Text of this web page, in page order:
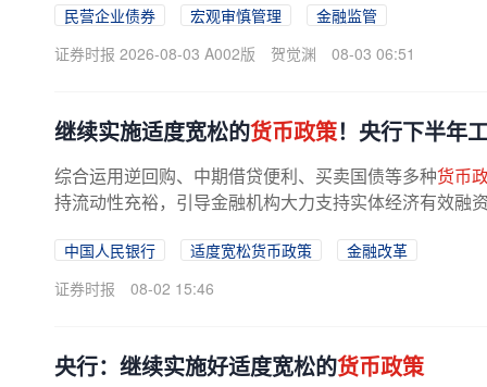
民营企业债券 宏观审慎管理
金融监管
证券时报 2026-08-03 A002版
贺觉渊 08-03 06:51
继续实施适度宽松的货币政策！央行下半年
综合运用逆回购、中期借贷便利、买卖国债等多种货币
持流动性充裕，引导金融机构大力支持实体经济有效融
中国人民银行 适度宽松货币政策
金融改革
证券时报
08-02 15:46
央行：继续实施好适度宽松的货币政策